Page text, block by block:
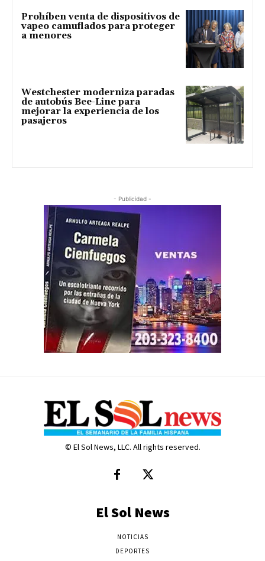
Prohíben venta de dispositivos de
vapeo camuflados para proteger
a menores
Westchester moderniza paradas
de autobús Bee-Line para
mejorar la experiencia de los
pasajeros
- Publicidad -
© El Sol News, LLC. All rights reserved.
El Sol News
NOTICIAS
DEPORTES